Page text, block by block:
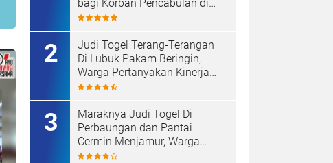
bagi Korban Pencabulan di
Secanggang.
Judi Togel Terang-Terangan
Di Lubuk Pakam Beringin,
Warga Pertanyakan Kinerja
Polresta Deli Serdang
Maraknya Judi Togel Di
Perbaungan dan Pantai
Cermin Menjamur, Warga
Desak Kapolres Serge